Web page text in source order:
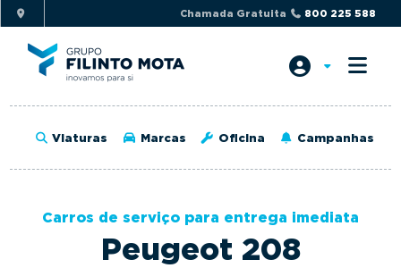
i
p
t
o
r
m
i
p
t
o
a
n
Chamada Gratuita 800 225 588
Viaturas Marcas Oficina Campanhas
Peugeot 208
Carros de serviço para entrega imediata